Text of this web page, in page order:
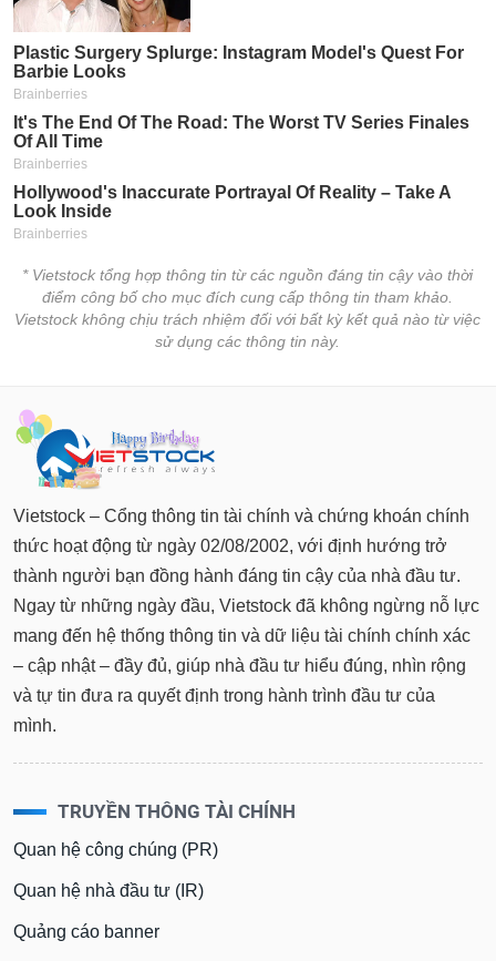
* Vietstock tổng hợp thông tin từ các nguồn đáng tin cậy vào thời
điểm công bố cho mục đích cung cấp thông tin tham khảo.
Vietstock không chịu trách nhiệm đối với bất kỳ kết quả nào từ việc
sử dụng các thông tin này.
Vietstock – Cổng thông tin tài chính và chứng khoán chính
thức hoạt động từ ngày 02/08/2002, với định hướng trở
thành người bạn đồng hành đáng tin cậy của nhà đầu tư.
Ngay từ những ngày đầu, Vietstock đã không ngừng nỗ lực
mang đến hệ thống thông tin và dữ liệu tài chính chính xác
– cập nhật – đầy đủ, giúp nhà đầu tư hiểu đúng, nhìn rộng
và tự tin đưa ra quyết định trong hành trình đầu tư của
mình.
TRUYỀN THÔNG TÀI CHÍNH
Quan hệ công chúng (PR)
Quan hệ nhà đầu tư (IR)
Quảng cáo banner